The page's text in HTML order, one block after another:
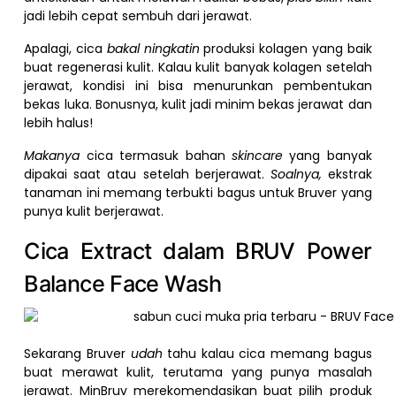
jadi lebih cepat sembuh dari jerawat.
Apalagi, cica bakal ningkatinproduksi kolagen yang baik
buat regenerasi kulit. Kalau kulit banyak kolagen setelah
jerawat, kondisi ini bisa menurunkan pembentukan
bekas luka. Bonusnya, kulit jadi minim bekas jerawat dan
lebih halus!
Makanya cica termasuk bahan skincareyang banyak
dipakai saat atau setelah berjerawat. Soalnya, ekstrak
tanaman ini memang terbukti bagus untuk Bruver yang
punya kulit berjerawat.
Cica Extract dalam BRUV Power
Balance Face Wash
Sekarang Bruver udah tahu kalau cica memang bagus
buat merawat kulit, terutama yang punya masalah
jerawat. MinBruv merekomendasikan buat pilih produk